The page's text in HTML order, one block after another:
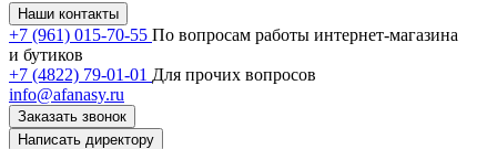
Наши контакты
+7 (961) 015-70-55 По вопросам работы интернет-магазина
и бутиков
+7 (4822) 79-01-01 Для прочих вопросов
info@afanasy.ru
Заказать звонок
Написать директору